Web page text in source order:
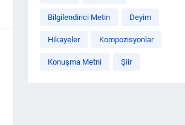
Bilgilendirici Metin Deyim
Hikayeler Kompozisyonlar
Konuşma Metni Şiir